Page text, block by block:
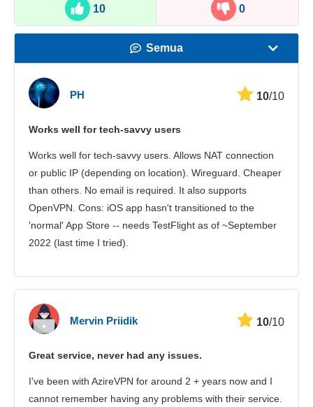
10 0
Semua
Keamanan
Layanan pelanggan
PH 10/10
Works well for tech-savvy users
Works well for tech-savvy users. Allows NAT connection
or public IP (depending on location). Wireguard. Cheaper
than others. No email is required. It also supports
OpenVPN. Cons: iOS app hasn't transitioned to the
'normal' App Store -- needs TestFlight as of ~September
2022 (last time I tried).
Mervin Priidik 10/10
Great service, never had any issues.
I've been with AzireVPN for around 2 + years now and I
cannot remember having any problems with their service.